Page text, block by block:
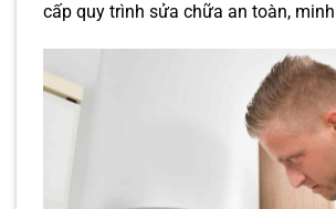
cấp quy trình sửa chữa an toàn,